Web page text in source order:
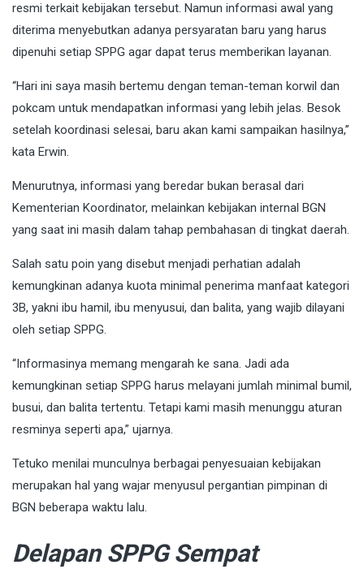
resmi terkait kebijakan tersebut. Namun informasi awal yang
diterima menyebutkan adanya persyaratan baru yang harus
dipenuhi setiap SPPG agar dapat terus memberikan layanan.
“Hari ini saya masih bertemu dengan teman-teman korwil dan
pokcam untuk mendapatkan informasi yang lebih jelas. Besok
setelah koordinasi selesai, baru akan kami sampaikan hasilnya,”
kata Erwin.
Menurutnya, informasi yang beredar bukan berasal dari
Kementerian Koordinator, melainkan kebijakan internal BGN
yang saat ini masih dalam tahap pembahasan di tingkat daerah.
Salah satu poin yang disebut menjadi perhatian adalah
kemungkinan adanya kuota minimal penerima manfaat kategori
3B, yakni ibu hamil, ibu menyusui, dan balita, yang wajib dilayani
oleh setiap SPPG.
“Informasinya memang mengarah ke sana. Jadi ada
kemungkinan setiap SPPG harus melayani jumlah minimal bumil,
busui, dan balita tertentu. Tetapi kami masih menunggu aturan
resminya seperti apa,” ujarnya.
Tetuko menilai munculnya berbagai penyesuaian kebijakan
merupakan hal yang wajar menyusul pergantian pimpinan di
BGN beberapa waktu lalu.
Delapan SPPG Sempat